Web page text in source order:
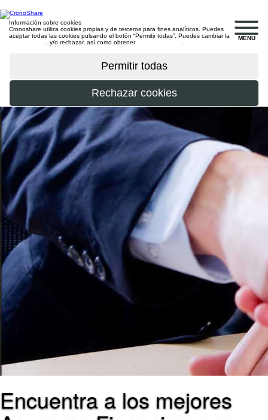
MENU
Información sobre cookies
Cronoshare utiliza cookies propias y de terceros para fines analíticos. Puedes
aceptar todas las cookies pulsando el botón “Permitir todas”. Puedes cambiar la
, y/o rechazar, así como obtener
Encuentra a los mejores